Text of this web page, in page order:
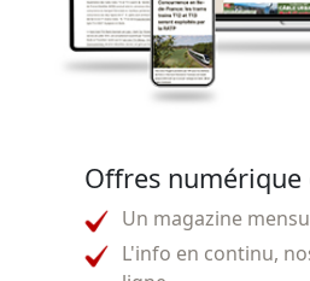
Offres
Un magazine
L'info en continu,